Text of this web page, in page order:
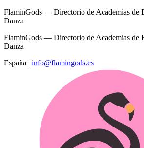
FlaminGods — Directorio de Academias de
Danza
FlaminGods — Directorio de Academias de
Danza
España | info@flamingods.es